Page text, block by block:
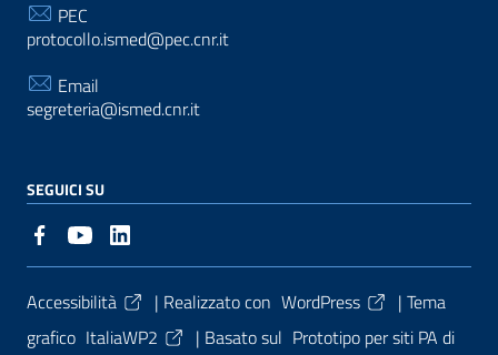
PEC
protocollo.ismed@pec.cnr.it
Email
segreteria@ismed.cnr.it
SEGUICI SU
Sezione Link Utili
Accessibilità | Realizzato con WordPress | Tema
grafico ItaliaWP2 | Basato sul Prototipo per siti PA di